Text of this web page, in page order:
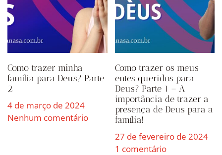
Como trazer minha
família para Deus? Parte
2
4 de março de 2024
Nenhum comentário
Como trazer os meus
entes queridos para
Deus? Parte 1 – A
importância de trazer a
presença de Deus para a
família!
27 de fevereiro de 2024
1 comentário